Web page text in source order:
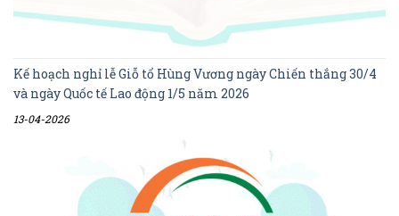
Kế hoạch nghỉ lễ Giỗ tổ Hùng Vương ngày Chiến thắng 30/4
và ngày Quốc tế Lao động 1/5 năm 2026
13-04-2026